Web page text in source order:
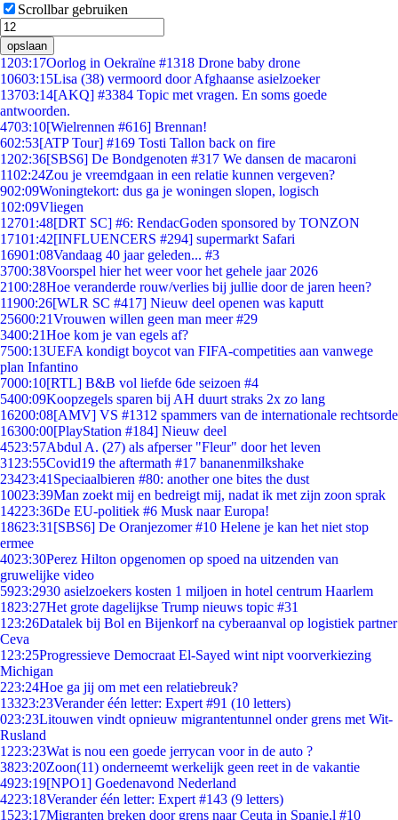
Scrollbar gebruiken
opslaan
1203:17Oorlog in Oekraïne #1318 Drone baby drone
10603:15Lisa (38) vermoord door Afghaanse asielzoeker
13703:14[AKQ] #3384 Topic met vragen. En soms goede
antwoorden.
4703:10[Wielrennen #616] Brennan!
602:53[ATP Tour] #169 Tosti Tallon back on fire
1202:36[SBS6] De Bondgenoten #317 We dansen de macaroni
1102:24Zou je vreemdgaan in een relatie kunnen vergeven?
902:09Woningtekort: dus ga je woningen slopen, logisch
102:09Vliegen
12701:48[DRT SC] #6: RendacGoden sponsored by TONZON
17101:42[INFLUENCERS #294] supermarkt Safari
16901:08Vandaag 40 jaar geleden... #3
3700:38Voorspel hier het weer voor het gehele jaar 2026
2100:28Hoe veranderde rouw/verlies bij jullie door de jaren heen?
11900:26[WLR SC #417] Nieuw deel openen was kaputt
25600:21Vrouwen willen geen man meer #29
3400:21Hoe kom je van egels af?
7500:13UEFA kondigt boycot van FIFA-competities aan vanwege
plan Infantino
7000:10[RTL] B&B vol liefde 6de seizoen #4
5400:09Koopzegels sparen bij AH duurt straks 2x zo lang
16200:08[AMV] VS #1312 spammers van de internationale rechtsorde
16300:00[PlayStation #184] Nieuw deel
4523:57Abdul A. (27) als afperser "Fleur" door het leven
31 23:55Covid19 the aftermath #17 bananenmilkshake
23423:41 Speciaalbieren #80: another one bites the dust
10023:39Man zoekt mij en bedreigt mij, nadat ik met zijn zoon sprak
14223:36De EU-politiek #6 Musk naar Europa!
18623:31 [SBS6] De Oranjezomer #10 Helene je kan het niet stop
ermee
4023:30Perez Hilton opgenomen op spoed na uitzenden van
gruwelijke video
5923:2930 asielzoekers kosten 1 miljoen in hotel centrum Haarlem
1823:27Het grote dagelijkse Trump nieuws topic #31
1 23:26Datalek bij Bol en Bijenkorf na cyberaanval op logistiek partner
Ceva
1 23:25Progressieve Democraat El-Sayed wint nipt voorverkiezing
Michigan
223:24Hoe ga jij om met een relatiebreuk?
13323:23Verander één letter: Expert #91 (10 letters)
023:23Litouwen vindt opnieuw migrantentunnel onder grens met Wit-
Rusland
1223:23Wat is nou een goede jerrycan voor in de auto ?
3823:20Zoon(11) onderneemt werkelijk geen reet in de vakantie
4923:19[NPO1] Goedenavond Nederland
4223:18Verander één letter: Expert #143 (9 letters)
1523:17Migranten breken door grens naar Ceuta in Spanje,l #10